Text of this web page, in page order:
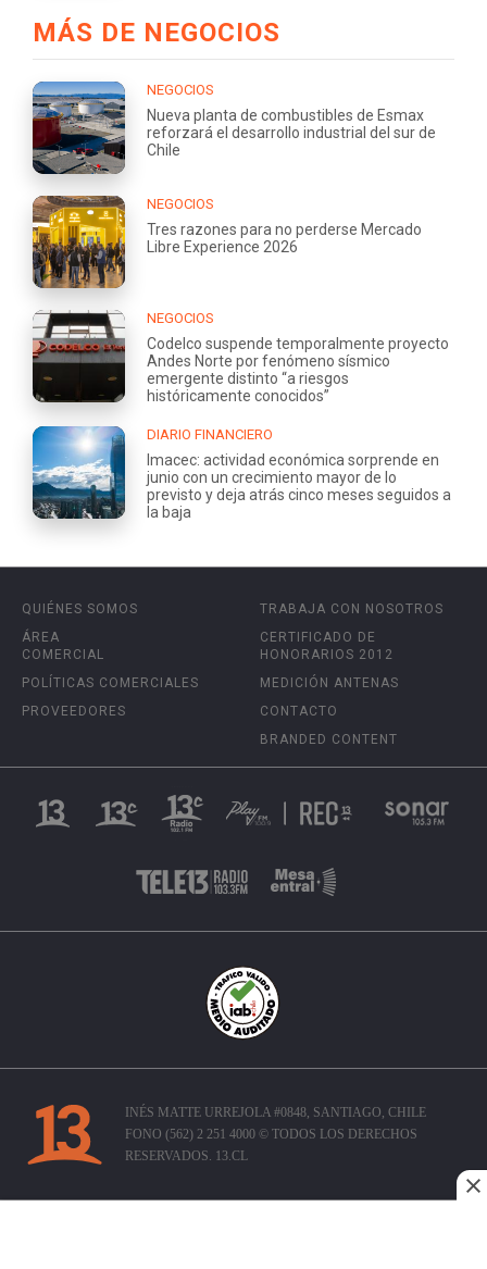
MÁS DE NEGOCIOS
NEGOCIOS
Nueva planta de combustibles de Esmax
reforzará el desarrollo industrial del sur de
Chile
NEGOCIOS
Tres razones para no perderse Mercado
Libre Experience 2026
NEGOCIOS
Codelco suspende temporalmente proyecto
Andes Norte por fenómeno sísmico
emergente distinto “a riesgos
históricamente conocidos”
DIARIO FINANCIERO
Imacec: actividad económica sorprende en
junio con un crecimiento mayor de lo
previsto y deja atrás cinco meses seguidos a
la baja
QUIÉNES SOMOS
ÁREA
COMERCIAL
POLÍTICAS COMERCIALES
PROVEEDORES
TRABAJA CON NOSOTROS
CERTIFICADO DE
HONORARIOS 2012
MEDICIÓN ANTENAS
CONTACTO
BRANDED CONTENT
INÉS MATTE URREJOLA #0848, SANTIAGO, CHILE
FONO (562) 2 251 4000 © TODOS LOS DERECHOS
RESERVADOS. 13.CL